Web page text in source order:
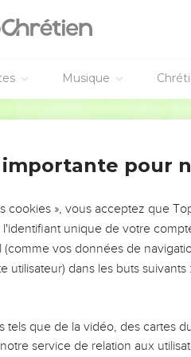
Musique
la terre, mais ils voient une
dans la mer. En même
Alors le vent le pousse et
plus bouger. L’avant est
ne s’échappe en nageant.
soldats de faire ce qu’ils ont
et d’aller vers la terre.
restes du bateau. De cette
pour
cookies », vous acceptez que
unique de votre
vos données de
utilisateur) dans les buts suivants :
tels que de la vidéo, des cartes
service de relation aux